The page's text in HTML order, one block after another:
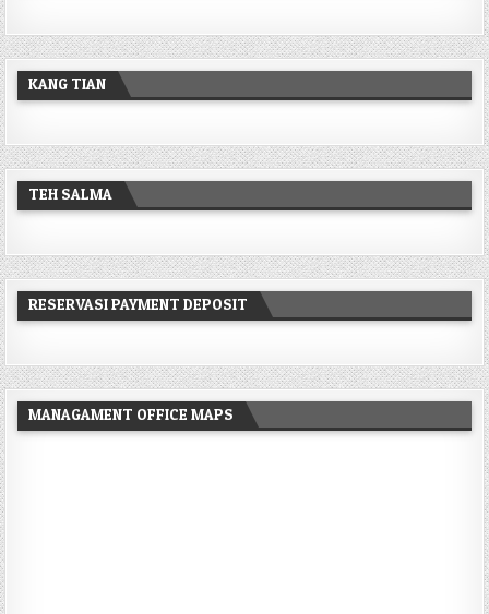
KANG TIAN
TEH SALMA
RESERVASI PAYMENT DEPOSIT
MANAGAMENT OFFICE MAPS